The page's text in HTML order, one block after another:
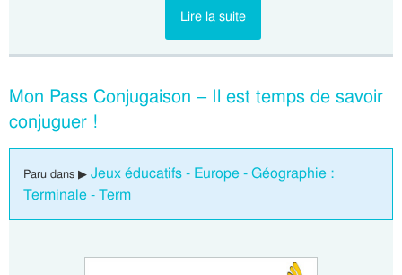
Lire la suite
Mon Pass Conjugaison – Il est temps de savoir
conjuguer !
Paru dans ▶ Jeux éducatifs - Europe - Géographie :
Terminale - Term